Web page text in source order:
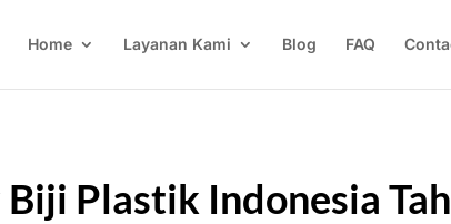
Home Layanan Kami Blog FAQ
Plastik Indonesia